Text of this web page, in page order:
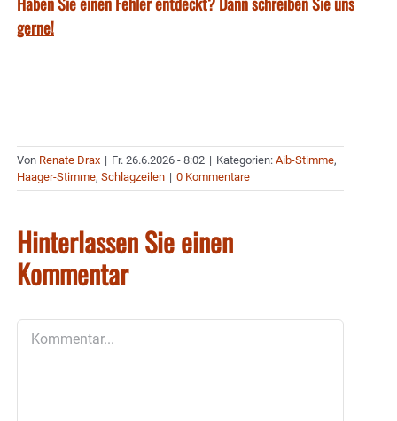
gerne!
Von Renate Drax | Fr. 26.6.2026 - 8:02 | Kategorien: Aib-Stimme,
Haager-Stimme, Schlagzeilen | 0 Kommentare
Hinterlassen Sie einen
Kommentar